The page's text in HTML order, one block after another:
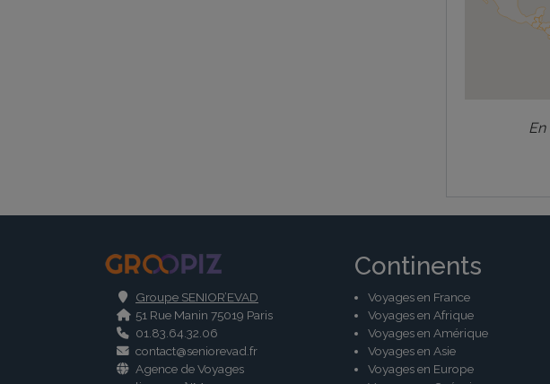
En
Groupe SENIOR’EVAD
51 Rue Manin 75019 Paris
01.83.64.32.06
contact@seniorevad.fr
Agence de Voyages
Continents
Voyages en France
Voyages en Afrique
Voyages en Amérique
Voyages en Asie
Voyages en Europe